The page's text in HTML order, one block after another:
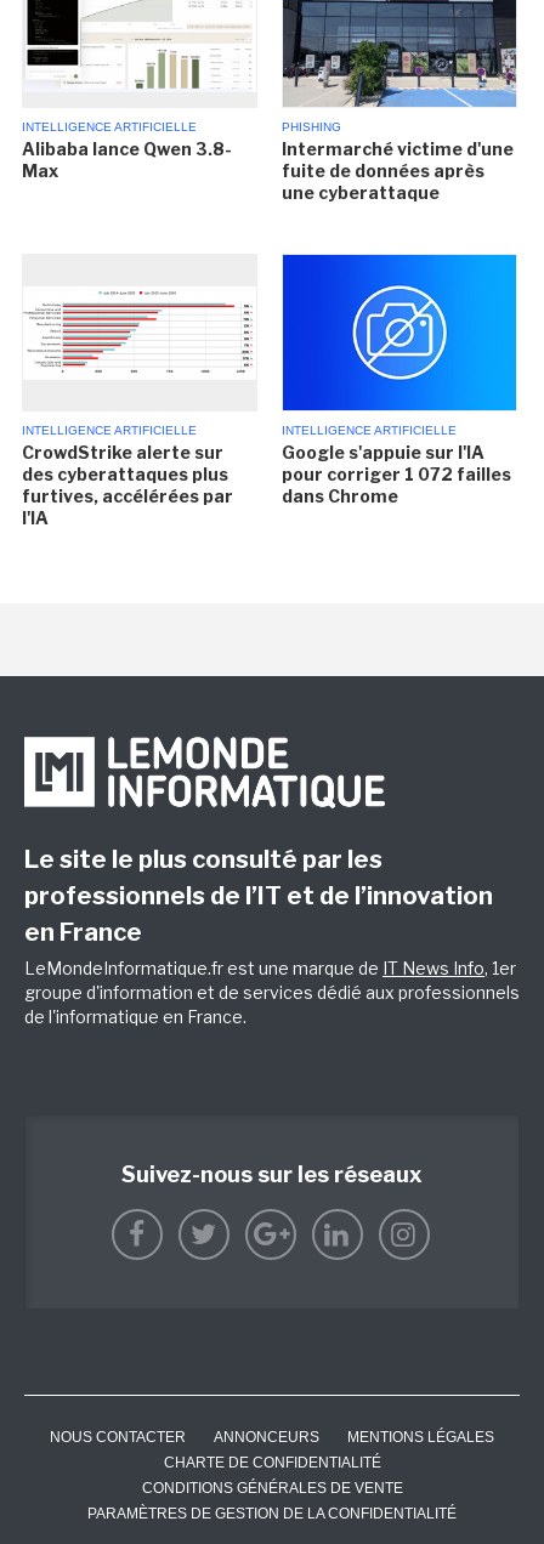
INTELLIGENCE ARTIFICIELLE
Alibaba lance Qwen 3.8-
Max
PHISHING
Intermarché victime d'une
fuite de données après
une cyberattaque
INTELLIGENCE ARTIFICIELLE
CrowdStrike alerte sur
des cyberattaques plus
furtives, accélérées par
l'IA
INTELLIGENCE ARTIFICIELLE
Google s'appuie sur l'IA
pour corriger 1 072 failles
dans Chrome
Le site le plus consulté par les
professionnels de l’IT et de l’innovation
en France
LeMondeInformatique.fr est une marque de IT News Info, 1er
groupe d'information et de services dédié aux professionnels
de l'informatique en France.
Suivez-nous sur les réseaux
NOUS CONTACTER ANNONCEURS
MENTIONS LÉGALES
CHARTE DE CONFIDENTIALITÉ
CONDITIONS GÉNÉRALES DE VENTE
PARAMÈTRES DE GESTION DE LA CONFIDENTIALITÉ